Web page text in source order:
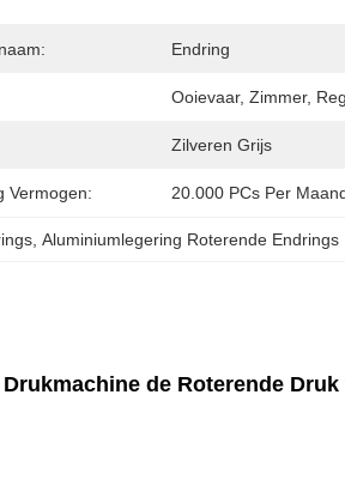
Endring
Ooievaar, Zimmer,
Zilveren Grijs
Vermogen: 20.000 PCs Per
, Aluminiumlegering Roterende Endrings
de Roterende Druk